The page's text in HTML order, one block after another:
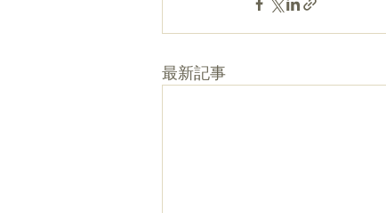
最新記事